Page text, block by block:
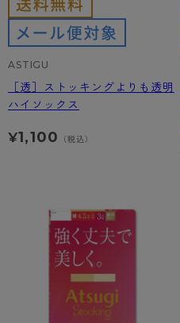
ASTIGU
［透］ストッキングよりも透明
ハイソックス
¥1,100 （税込）